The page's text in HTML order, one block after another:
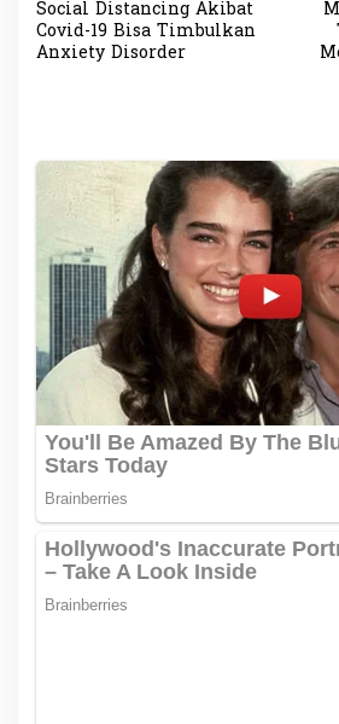
a
v
a
p
o
Social Distancing Akibat
Covid-19 Bisa Timbulkan
Anxiety Disorder